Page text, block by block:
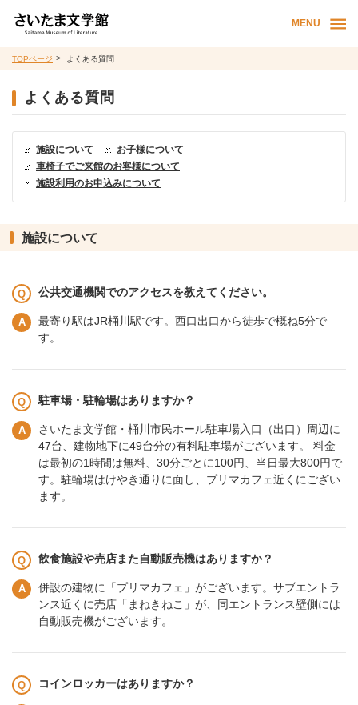
MENU
TOPページ よくある質問
よくある質問
施設について
お子様について
車椅子でご来館のお客様について
施設利用のお申込みについて
施設について
公共交通機関でのアクセスを教えてください。
最寄り駅はJR桶川駅です。西口出口から徒歩で概ね5分で
す。
駐車場・駐輪場はありますか？
さいたま文学館・桶川市民ホール駐車場入口（出口）周辺に
47台、建物地下に49台分の有料駐車場がございます。 料金
は最初の1時間は無料、30分ごとに100円、当日最大800円で
す。駐輪場はけやき通りに面し、プリマカフェ近くにござい
ます。
飲食施設や売店また自動販売機はありますか？
併設の建物に「プリマカフェ」がございます。サブエントラ
ンス近くに売店「まねきねこ」が、同エントランス壁側には
自動販売機がございます。
コインロッカーはありますか？